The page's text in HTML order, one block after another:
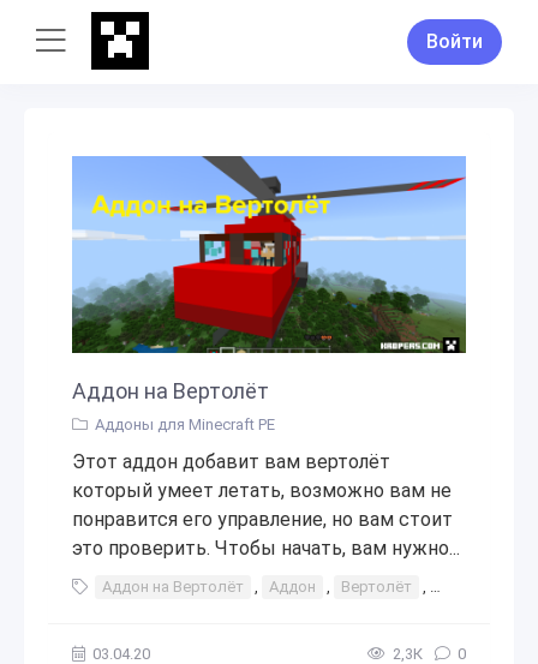
Войти
Аддон на Вертолёт
Аддоны для Minecraft PE
Этот аддон добавит вам вертолёт
который умеет летать, возможно вам не
понравится его управление, но вам стоит
это проверить. Чтобы начать, вам нужно...
Аддон на Вертолёт , Аддон , Вертолёт , дополнение
03.04.20 2,3К 0